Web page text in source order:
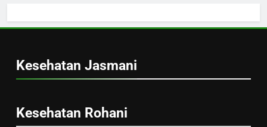
Urine yang Menjaga Sistem Ekskresi Tubuh
Kesehatan Jasmani
Kesehatan Rohani